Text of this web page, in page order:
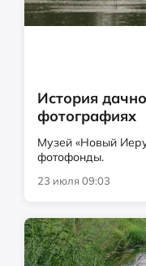
История
фотографиях
Музей «Новый
фотофонды.
23 июля 09:03